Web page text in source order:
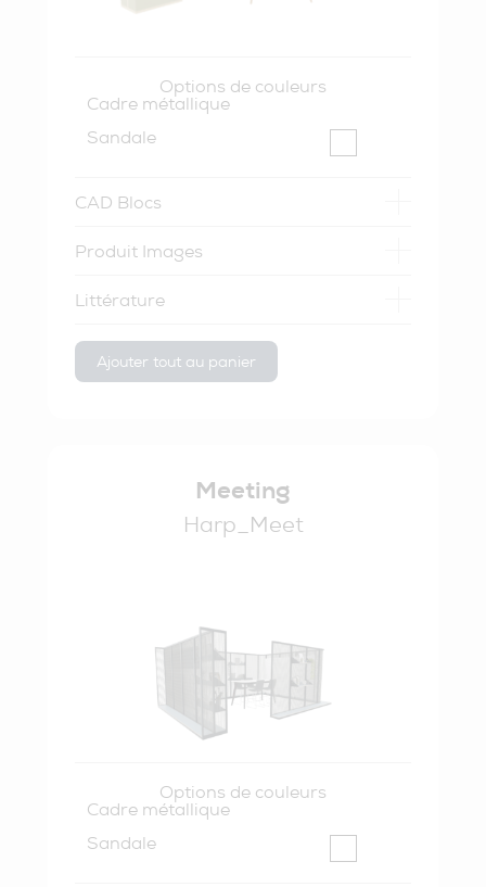
Options de couleurs
Cadre métallique
Sandale
CAD Blocs
Produit Images
Littérature
Ajouter tout au panier
Meeting
Harp_Meet
Options de couleurs
Cadre métallique
Sandale